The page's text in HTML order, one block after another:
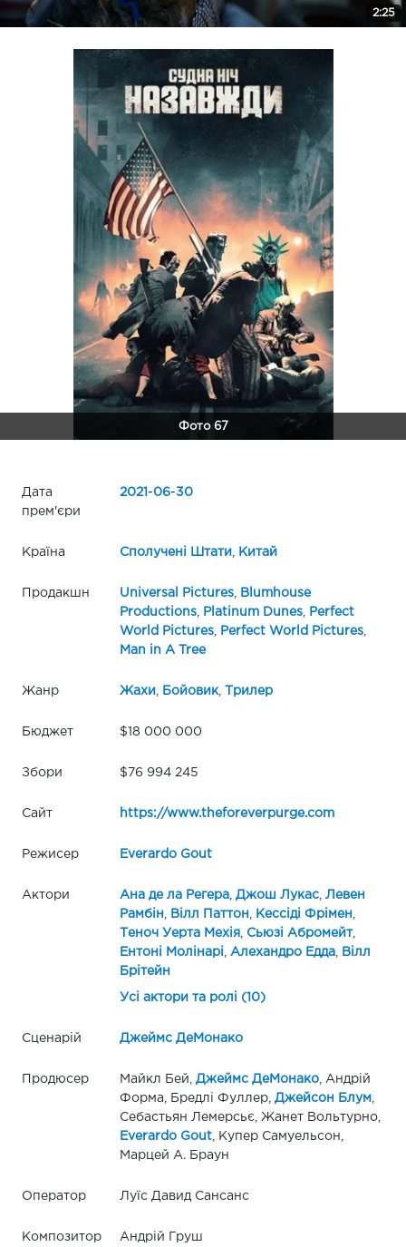
2:25
Фото 67
Дата
прем'єри
2021 -06-30
Країна Сполучені Штати Китай
Продакшн Universal Pictures,
Blumhouse
Productions, Platinum Dunes,
Perfect
World Pictures, Perfect World Pictures,
Man in A Tree
Жанр Жахи Бойовик, Трилер
Бюджет $18 000 000
Збори $76 994 245
Сайт https://www.theforeverpurge.com
Режисер Everardo Gout
Актори Ана де ла Регера, Джош Лукас, Левен
Рамбін
Вілл Паттон Кессіді Фрімен
Теноч Уерта Мехія, Сьюзі Абромейт,
Ентоні Молінарі
Алехандро Едда,
Вілл
Брітейн
Усі актори та ролі (10)
Сценарій Джеймс ДеМонако
Продюсер Майкл Бей, Джеймс ДеМонако, Андрій
Форма, Бредлі Фуллер, Джейсон Блум,
Себастьян Лемерсьє, Жанет Вольтурно,
Everardo Gout, Купер Самуельсон,
Марцей А. Браун
Оператор Луїс Давид Сансанс
Композитор Андрій Груш